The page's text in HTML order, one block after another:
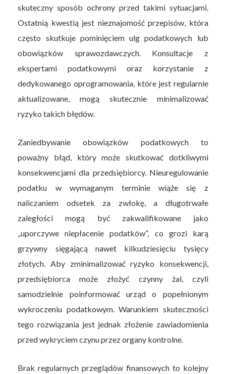
skuteczny sposób ochrony przed takimi sytuacjami.
Ostatnią kwestią jest nieznajomość przepisów, która
często skutkuje pominięciem ulg podatkowych lub
obowiązków sprawozdawczych. Konsultacje z
ekspertami podatkowymi oraz korzystanie z
dedykowanego oprogramowania, które jest regularnie
aktualizowane, mogą skutecznie minimalizować
ryzyko takich błędów.
Zaniedbywanie obowiązków podatkowych to
poważny błąd, który może skutkować dotkliwymi
konsekwencjami dla przedsiębiorcy. Nieuregulowanie
podatku w wymaganym terminie wiąże się z
naliczaniem odsetek za zwłokę, a długotrwałe
zaległości mogą być zakwalifikowane jako
„uporczywe niepłacenie podatków”, co grozi karą
grzywny sięgającą nawet kilkudziesięciu tysięcy
złotych. Aby zminimalizować ryzyko konsekwencji,
przedsiębiorca może złożyć czynny żal, czyli
samodzielnie poinformować urząd o popełnionym
wykroczeniu podatkowym. Warunkiem skuteczności
tego rozwiązania jest jednak złożenie zawiadomienia
przed wykryciem czynu przez organy kontrolne.
Brak regularnych przeglądów finansowych to kolejny